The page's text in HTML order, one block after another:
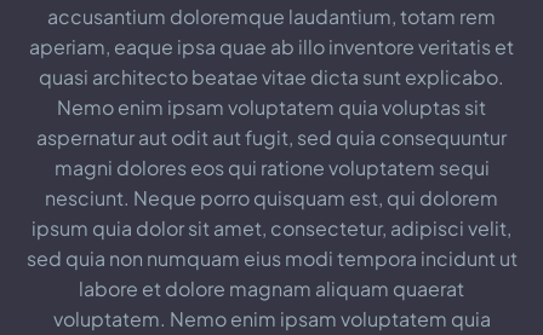
accusantium doloremque laudantium, totam rem
aperiam, eaque ipsa quae ab illo inventore veritatis et
quasi architecto beatae vitae dicta sunt explicabo.
Nemo enim ipsam voluptatem quia voluptas sit
aspernatur aut odit aut fugit, sed quia consequuntur
magni dolores eos qui ratione voluptatem sequi
nesciunt. Neque porro quisquam est, qui dolorem
ipsum quia dolor sit amet, consectetur, adipisci velit,
sed quia non numquam eius modi tempora incidunt ut
labore et dolore magnam aliquam quaerat
voluptatem. Nemo enim ipsam voluptatem quia